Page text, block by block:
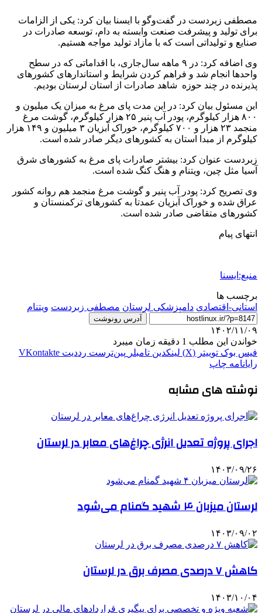
مصطفی زبردست در گفت‌وگو با ایسنا بیان کرد: یکی از الزامات
برای تولید و پیشرفت صنعت وابسته به دام، توسعه صادرات در
صنایع و تولیداتی است که با مازاد تولید مواجه هستیم.
وی اضافه کرد: در ۹ ماهه سال‌جاری، با اقداماتی که در سطح
واحدها انجام شد و فراهم کردن شرایط و استاندارهای کشورهای
پذیرنده در چند حوزه شاهد صادرات از استان لرستان بودیم.
این مسئول بیان کرد: در این مدت پای مرغ به میزان یک میلیون و
۸۰۰ هزار کیلوگرم، پودر آب پنیر ۲۵ هزار کیلوگرم، گوشت مرغ
منجمد ۲۳ هزار و ۷۰۰ کیلوگرم، خوراک آبزیان ۳ میلیون و ۱۴۹ هزار
کیلوگرم از مبدا استان به کشورهای دیگر صادر شده است.
زبردست عنوان کرد: بیشتر صادرات پای مرغ به کشورهای شرق
آسیا مثل چین، ویتنام و هنگ کنگ شده است.
وی تصریح کرد: پودر آب پنیر و گوشت مرغ منجمد هم روانه کشور
عراق شده و خوراک آبزیان عمدتا به کشورهای ترکمنستان و
کشورهای متقاضی صادر شده است.
انتهای پیام
منبع:ایسنا
برچسب ها
استانی-اقتصادی دامپزشکی لرستان مصطفی زبردست ویتنام
آدرس رونوشت
۱۴۰۲/۱۱/۰۹
خواندن این مطلب 1 دقیقه زمان میبرد
فیس بوک توییتر (X) لینکدین ‫تامبلر ‫پین‌ترست ‫رددیت ‫VKontakte
رایانامه چاپ
نوشته های مشابه
اجرای پروژه تعدیل انرژی چراغ‌های معابر در لرستان
۱۴۰۳/۰۹/۲۶
لرستان میزبان ۴ شهید گمنام می‌شود
۱۴۰۳/۰۹/۰۲
کاهش ۷ درصدی مصرف برق در لرستان
۱۴۰۳/۱۰/۰۴